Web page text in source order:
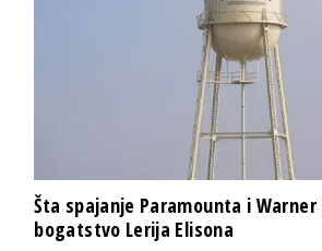
Šta spajanje Paramounta i Warner
bogatstvo Lerija Elisona